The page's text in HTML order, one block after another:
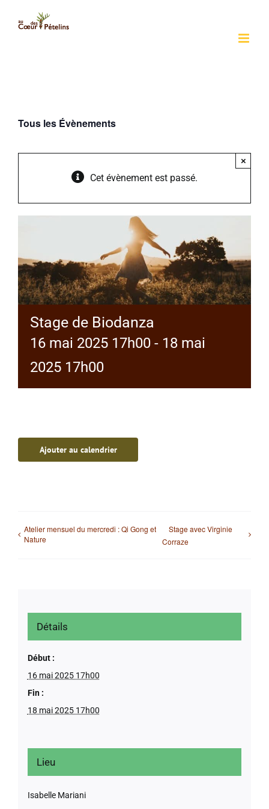
Tous les Évènements
Cet évènement est passé.
×
Stage de Biodanza
16 mai 2025 17h00 - 18 mai
2025 17h00
Ajouter au calendrier
Atelier mensuel du mercredi : Qi Gong et
Nature
Stage avec Virginie
Corraze
Détails
Début :
16 mai 2025 17h00
Fin :
18 mai 2025 17h00
Lieu
Isabelle Mariani